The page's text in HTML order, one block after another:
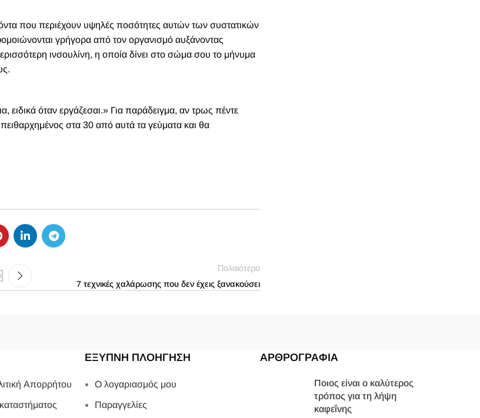
που περιέχουν υψηλές ποσότητες αυτών των συστατικών
γρήγορα από τον οργανισμό αυξάνοντας
ινσουλίνη, η οποία δίνει στο σώμα σου το μήνυμα
ειδικά όταν εργάζεσαι.» Για παράδειγμα, αν τρως πέντε
στα 30 από αυτά τα γεύματα και θα
Παλαιότερο
7 τεχνικές χαλάρωσης που δεν έχεις ξανακούσει
Απορρήτου
ΕΞΥΠΝΗ ΠΛΟΗΓΗΣΗ
Ο λογαριασμός μου
Παραγγελίες
ΑΡΘΡΟΓΡΑΦΙΑ
Ποιος είναι ο καλύτερος
τρόπος για τη λήψη
καφεΐνης